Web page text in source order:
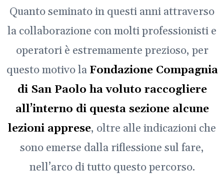
Quanto seminato in questi anni attraverso
la collaborazione con molti professionisti e
operatori è estremamente prezioso, per
questo motivo la Fondazione Compagnia
di San Paolo ha voluto raccogliere
all’interno di questa sezione alcune
lezioni apprese, oltre alle indicazioni che
sono emerse dalla riflessione sul fare,
nell’arco di tutto questo percorso.